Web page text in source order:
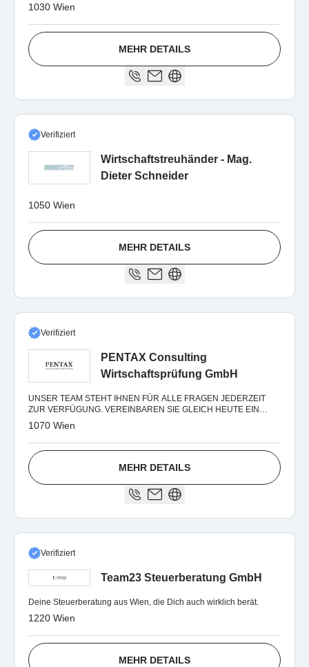
1030 Wien
MEHR DETAILS
Verifiziert
Wirtschaftstreuhänder - Mag.
Dieter Schneider
1050 Wien
MEHR DETAILS
Verifiziert
PENTAX Consulting
Wirtschaftsprüfung GmbH
UNSER TEAM STEHT IHNEN FÜR ALLE FRAGEN JEDERZEIT
ZUR VERFÜGUNG. VEREINBAREN SIE GLEICH HEUTE EIN
KOSTENLOSES ERSTBERATUNGSGESPRÄCH!
1070 Wien
MEHR DETAILS
Verifiziert
Team23 Steuerberatung GmbH
Deine Steuerberatung aus Wien, die Dich auch wirklich berät.
1220 Wien
MEHR DETAILS